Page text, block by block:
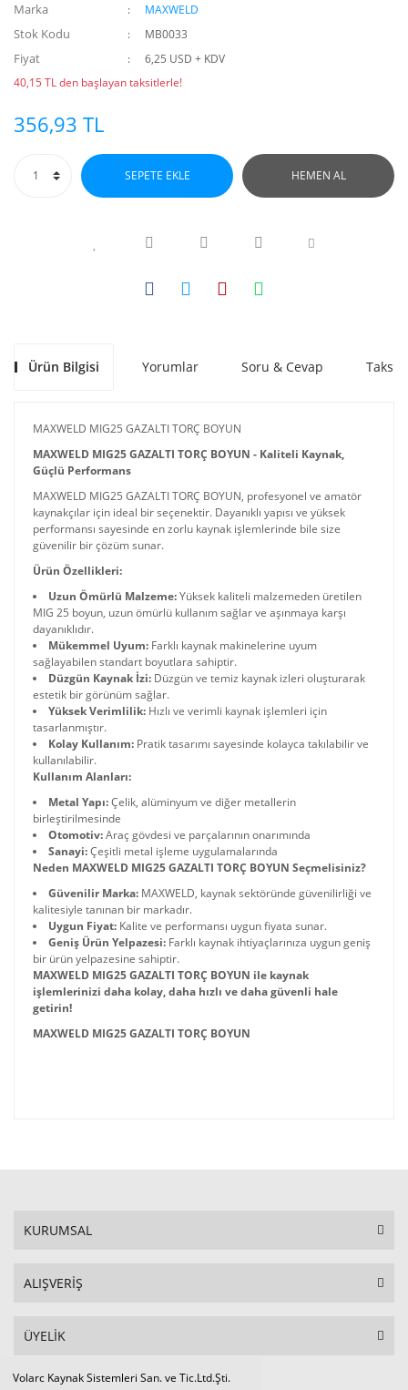
Volarc Kaynak Sistemleri San. ve Tic.Ltd.Şti.
Marka MAXWELD
Stok Kodu MB0033
Fiyat
6,25 USD + KDV
40,15 TL den başlayan taksitlerle!
356,93 TL
SEPETE EKLE HEMEN AL
Ürün Bilgisi Yorumlar Soru & Cevap Taksit
MAXWELD MIG25 GAZALTI TORÇ BOYUN
MAXWELD MIG25 GAZALTI TORÇ BOYUN - Kaliteli Kaynak,
Güçlü Performans
MAXWELD MIG25 GAZALTI TORÇ BOYUN, profesyonel ve amatör
kaynakçılar için ideal bir seçenektir. Dayanıklı yapısı ve yüksek
performansı sayesinde en zorlu kaynak işlemlerinde bile size
güvenilir bir çözüm sunar.
Ürün Özellikleri:
Uzun Ömürlü Malzeme:Yüksek kaliteli malzemeden üretilen
MIG 25 boyun, uzun ömürlü kullanım sağlar ve aşınmaya karşı
dayanıklıdır.
Mükemmel Uyum: Farklı kaynak makinelerine uyum
sağlayabilen standart boyutlara sahiptir.
Düzgün Kaynak İzi: Düzgün ve temiz kaynak izleri oluşturarak
estetik bir görünüm sağlar.
Yüksek Verimlilik: Hızlı ve verimli kaynak işlemleri için
tasarlanmıştır.
Kolay Kullanım: Pratik tasarımı sayesinde kolayca takılabilir ve
kullanılabilir.
Kullanım Alanları:
Metal Yapı:Çelik, alüminyum ve diğer metallerin
birleştirilmesinde
Otomotiv:Araç gövdesi ve parçalarının onarımında
Sanayi:Çeşitli metal işleme uygulamalarında
Neden MAXWELD MIG25 GAZALTI TORÇ BOYUN Seçmelisiniz?
Güvenilir Marka: MAXWELD, kaynak sektöründe güvenilirliği ve
kalitesiyle tanınan bir markadır.
Uygun Fiyat: Kalite ve performansı uygun fiyata sunar.
Geniş Ürün Yelpazesi: Farklı kaynak ihtiyaçlarınıza uygun geniş
bir ürün yelpazesine sahiptir.
MAXWELD MIG25 GAZALTI TORÇ BOYUN ile kaynak
işlemlerinizi daha kolay, daha hızlı ve daha güvenli hale
getirin!
MAXWELD MIG25 GAZALTI TORÇ BOYUN
KURUMSAL
ALIŞVERİŞ
ÜYELİK